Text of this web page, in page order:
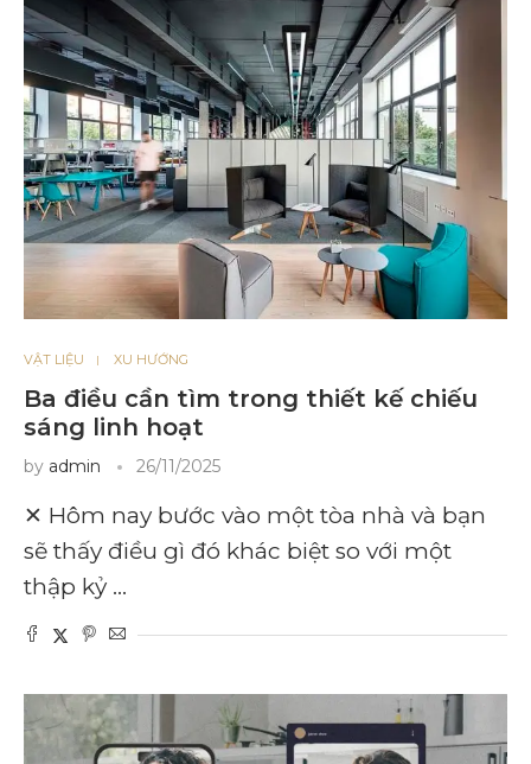
VẬT LIỆU XU HƯỚNG
Ba điều cần tìm trong thiết kế chiếu
sáng linh hoạt
by admin 26/11/2025
✕ Hôm nay bước vào một tòa nhà và bạn
sẽ thấy điều gì đó khác biệt so với một
thập kỷ …